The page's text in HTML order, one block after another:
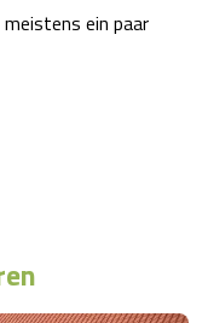
ein paar